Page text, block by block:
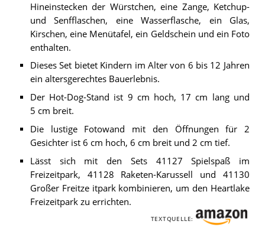
Hineinstecken der Würstchen, eine Zange, Ketchup-
und Senfflaschen, eine Wasserflasche, ein Glas,
Kirschen, eine Menütafel, ein Geldschein und ein Foto
enthalten.
Dieses Set bietet Kindern im Alter von 6 bis 12 Jahren
ein altersgerechtes Bauerlebnis.
Der Hot-Dog-Stand ist 9 cm hoch, 17 cm lang und
5 cm breit.
Die lustige Fotowand mit den Öffnungen für 2
Gesichter ist 6 cm hoch, 6 cm breit und 2 cm tief.
Lässt sich mit den Sets 41127 Spielspaß im
Freizeitpark, 41128 Raketen-Karussell und 41130
Großer Freitze itpark kombinieren, um den Heartlake
Freizeitpark zu errichten.
TEXTQUELLE: